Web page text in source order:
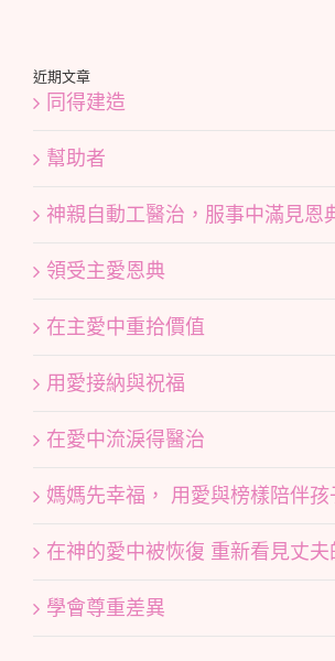
近期文章
同得建造
幫助者
神親自動工醫治，服事中滿見恩
領受主愛恩典
在主愛中重拾價值
用愛接納與祝福
在愛中流淚得醫治
媽媽先幸福， 用愛與榜樣陪伴孩
在神的愛中被恢復 重新看見丈夫
學會尊重差異